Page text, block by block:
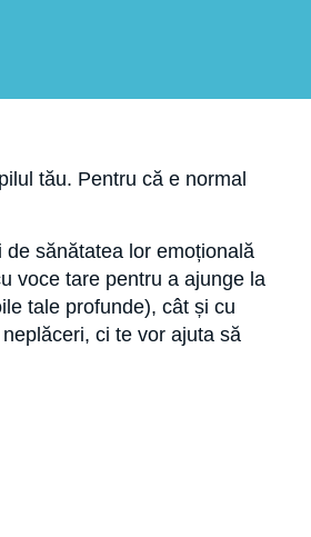
tău. Pentru că e normal
sănătatea lor emoțională
voce tare pentru a ajunge la
tale profunde), cât și cu
ci te vor ajuta să